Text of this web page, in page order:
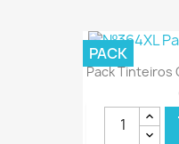
Pack Tinteiros
PACK